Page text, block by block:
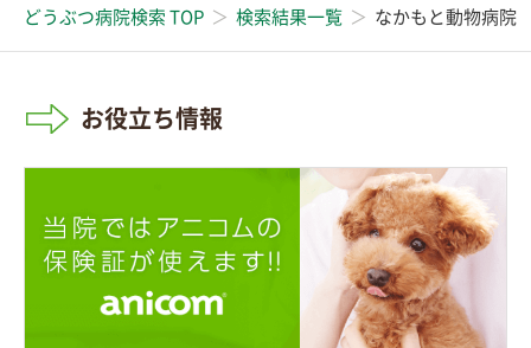
どうぶつ病院検索 TOP 検索結果一覧 なかもと動物病院
お役立ち情報